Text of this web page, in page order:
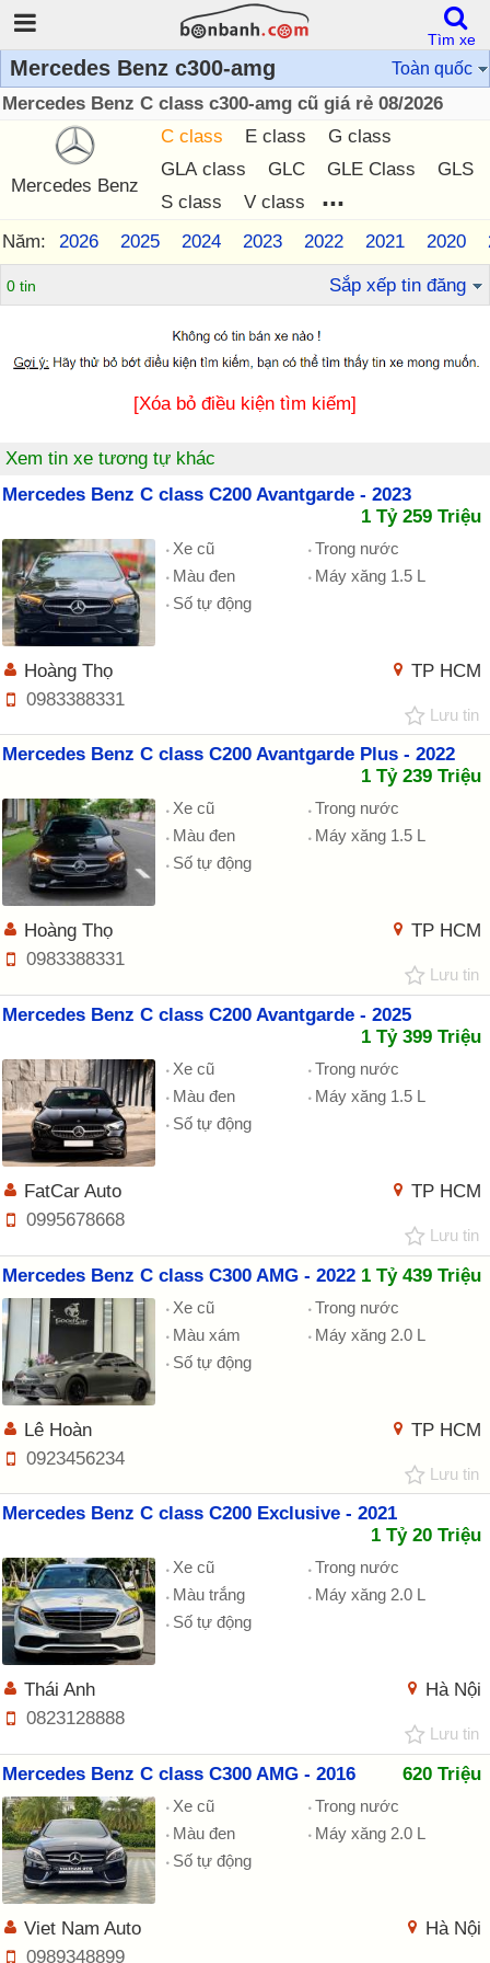
Mercedes Benz c300-amg Toàn quốc
Mercedes Benz C class c300-amg cũ giá rẻ 08/2026
Mercedes Benz
C class E class
G class
GLA class
GLC GLE Class
GLS
S class
V class ...
Năm: 2026 2025 2024 2023 2022 2021 2020
0 tin Sắp xếp tin đăng
[Xóa bỏ điều kiện tìm kiếm]
Xem tin xe tương tự khác
Mercedes Benz C class C200 Avantgarde - 2023
1 Tỷ 259 Triệu
Xe cũ
Trong nước
Màu đen
Máy xăng 1.5 L
Số tự động
TP HCM
Hoàng Thọ
0983388331
Lưu tin
Mercedes Benz C class C200 Avantgarde Plus - 2022
1 Tỷ 239 Triệu
Xe cũ
Trong nước
Màu đen
Máy xăng 1.5 L
Số tự động
TP HCM
Hoàng Thọ
0983388331
Lưu tin
Mercedes Benz C class C200 Avantgarde - 2025
1 Tỷ 399 Triệu
Xe cũ
Trong nước
Màu đen
Máy xăng 1.5 L
Số tự động
TP HCM
FatCar Auto
0995678668
Lưu tin
Mercedes Benz C class C300 AMG - 2022 1 Tỷ 439 Triệu
Xe cũ
Trong nước
Màu xám
Máy xăng 2.0 L
Số tự động
TP HCM
Lê Hoàn
0923456234
Lưu tin
Mercedes Benz C class C200 Exclusive - 2021
1 Tỷ 20 Triệu
Xe cũ
Trong nước
Màu trắng
Máy xăng 2.0 L
Số tự động
Hà Nội
Thái Anh
0823128888
Lưu tin
Mercedes Benz C class C300 AMG - 2016 620 Triệu
Xe cũ
Trong nước
Màu đen
Máy xăng 2.0 L
Số tự động
Hà Nội
Viet Nam Auto
0989348899
Tìm xe